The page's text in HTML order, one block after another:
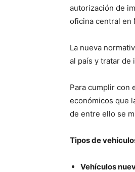
autorización de
oficina central en
La nueva
al país y tratar de
Para cumplir con
económicos que
de entre ello se
Tipos de
Vehículos